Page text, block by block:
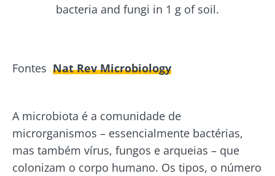
bacteria and fungi in 1 g of soil.
Fontes Nat Rev Microbiology
A microbiota é a comunidade de
microrganismos – essencialmente bactérias,
mas também vírus, fungos e arqueias – que
colonizam o corpo humano. Os tipos, o número